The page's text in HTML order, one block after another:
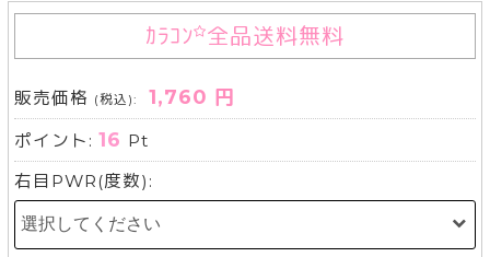
ｶﾗｺﾝ 全品送料無料
販売価格 (税込): 1,760 円
ポイント:16 Pt
右目PWR(度数):